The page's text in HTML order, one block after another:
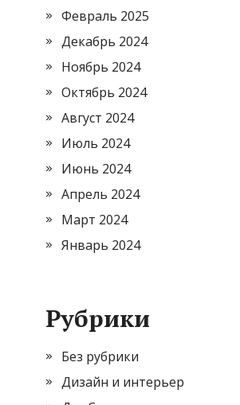
Февраль 2025
Декабрь 2024
Ноябрь 2024
Октябрь 2024
Август 2024
Июль 2024
Июнь 2024
Апрель 2024
Март 2024
Январь 2024
Рубрики
Без рубрики
Дизайн и интерьер